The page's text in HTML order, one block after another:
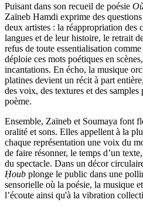
Puisant dans son recueil de poésie
Zaïneb Hamdi exprime des
deux artistes : la réappropriation des
langues et de leur histoire, le retrait
refus de toute essentialisation
déploie ces mots poétiques en
incantations. En écho, la musique
platines devient un récit à part
des voix, des textures et des
poème.
Ensemble, Zaïneb et Soumaya font
oralité et sons. Elles appellent à la
chaque représentation une voix du
de faire résonner, le temps d’un
du spectacle. Dans un décor
Ḥoub plonge le public dans une
sensorielle où la poésie, la musique
l’écoute ainsi qu'à la vibration